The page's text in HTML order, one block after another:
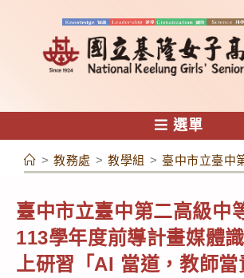
容
選單
> 教務處 > 教學組 > 臺中市立臺中
臺中市立臺中第二高級中
113學年度前導計畫媒體
上研習「AI 當道，教師當